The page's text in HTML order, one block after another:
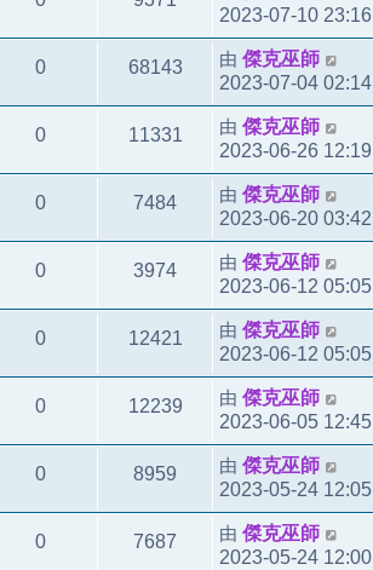
2023-07-10 23:16
0 68143 由 傑克巫師
2023-07-04 02:14
0 11331 由 傑克巫師
2023-06-26 12:19
0 7484 由 傑克巫師
2023-06-20 03:42
0 3974 由 傑克巫師
2023-06-12 05:05
0 12421 由 傑克巫師
2023-06-12 05:05
0 12239 由 傑克巫師
2023-06-05 12:45
0 8959 由 傑克巫師
2023-05-24 12:05
0 7687 由 傑克巫師
2023-05-24 12:00